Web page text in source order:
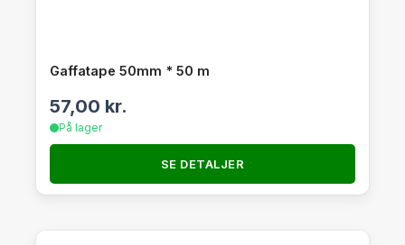
Gaffatape 50mm * 50 m
57,00 kr.
På lager
SE DETALJER